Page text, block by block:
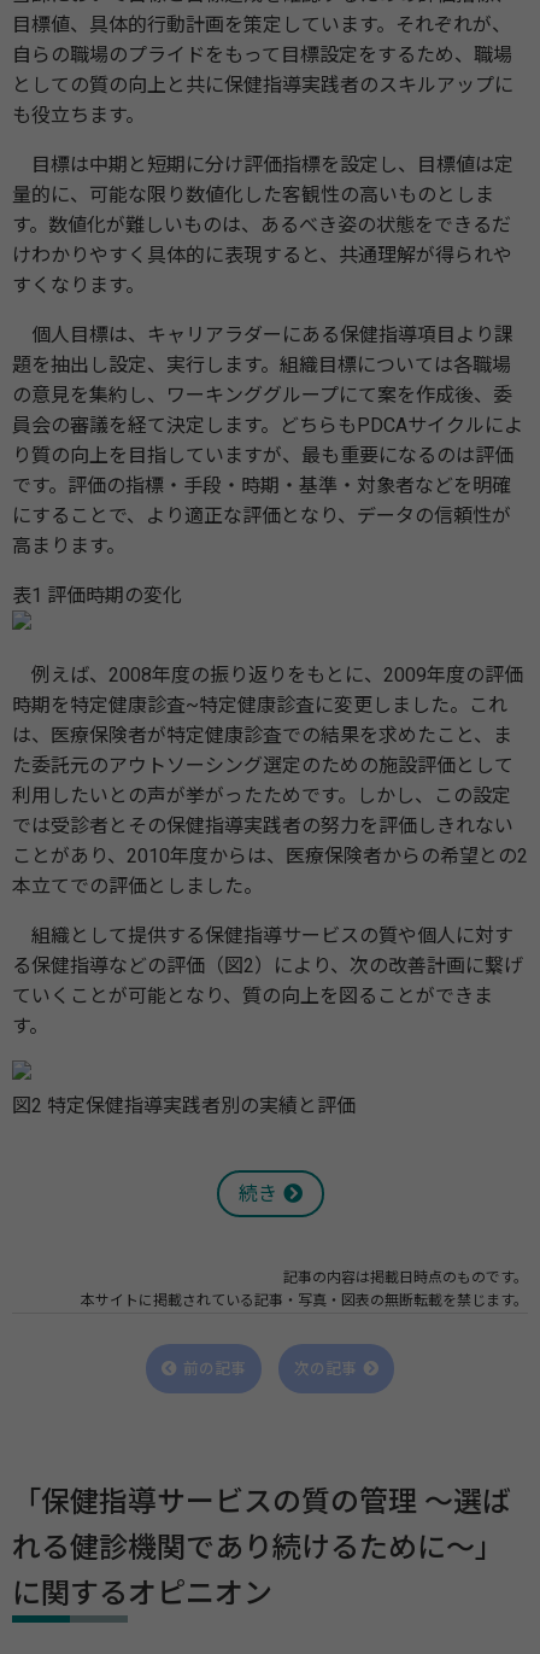
目標値、具体的行動計画を策定しています。それぞれが、
自らの職場のプライドをもって目標設定をするため、職場
としての質の向上と共に保健指導実践者のスキルアップに
も役立ちます。
目標は中期と短期に分け評価指標を設定し、目標値は定
量的に、可能な限り数値化した客観性の高いものとしま
す。数値化が難しいものは、あるべき姿の状態をできるだ
けわかりやすく具体的に表現すると、共通理解が得られや
すくなります。
個人目標は、キャリアラダーにある保健指導項目より課
題を抽出し設定、実行します。組織目標については各職場
の意見を集約し、ワーキンググループにて案を作成後、委
員会の審議を経て決定します。どちらもPDCAサイクルによ
り質の向上を目指していますが、最も重要になるのは評価
です。評価の指標・手段・時期・基準・対象者などを明確
にすることで、より適正な評価となり、データの信頼性が
高まります。
表1 評価時期の変化
例えば、2008年度の振り返りをもとに、2009年度の評価
時期を特定健康診査~特定健康診査に変更しました。これ
は、医療保険者が特定健康診査での結果を求めたこと、ま
た委託元のアウトソーシング選定のための施設評価として
利用したいとの声が挙がったためです。しかし、この設定
では受診者とその保健指導実践者の努力を評価しきれない
ことがあり、2010年度からは、医療保険者からの希望との2
本立てでの評価としました。
組織として提供する保健指導サービスの質や個人に対す
る保健指導などの評価（図2）により、次の改善計画に繋げ
ていくことが可能となり、質の向上を図ることができま
す。
図2 特定保健指導実践者別の実績と評価
続き
記事の内容は掲載日時点のものです。
本サイトに掲載されている記事・写真・図表の無断転載を禁じます。
前の記事 次の記事
「保健指導サービスの質の管理 ～選ば
れる健診機関であり続けるために～」
に関するオピニオン